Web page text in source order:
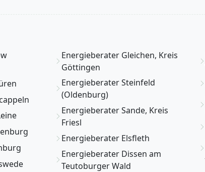
Energieberater Gleichen, Kreis
Göttingen
Energieberater Steinfeld
(Oldenburg)
Energieberater Sande, Kreis
Friesl
Energieberater Elsfleth
Energieberater Dissen am
Teutoburger Wald